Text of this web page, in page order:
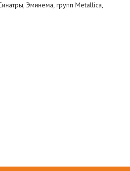
Эминема, групп Metallica,